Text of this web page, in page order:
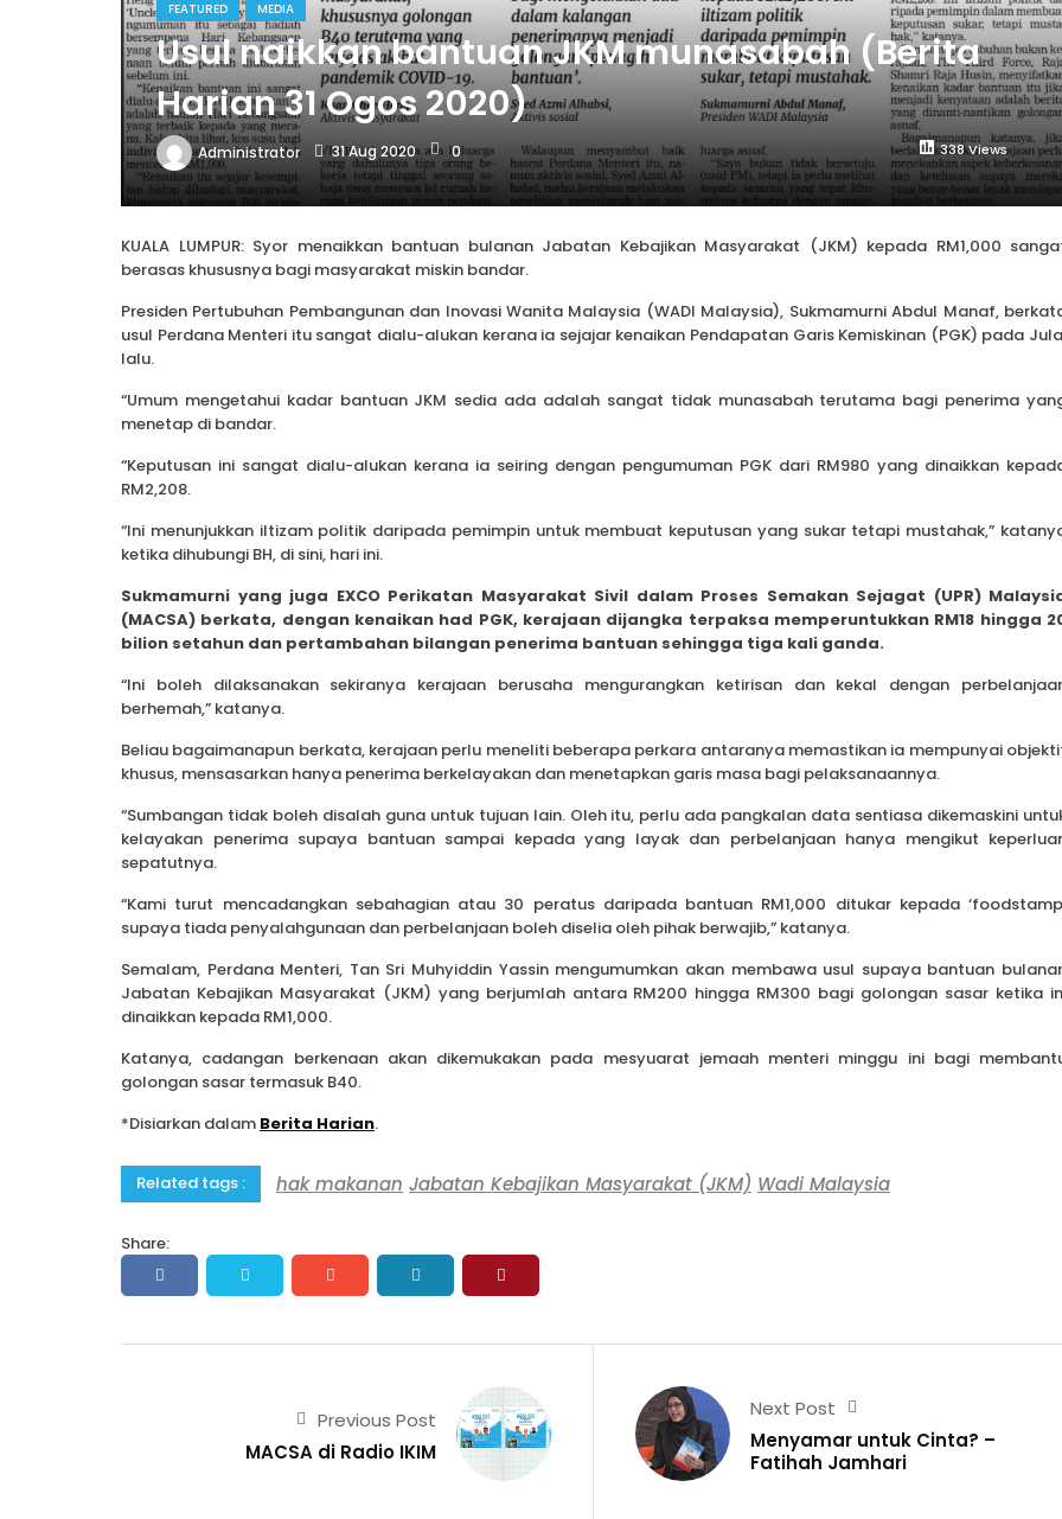
FEATURED MEDIA
Usul naikkan bantuan JKM munasabah (Berita
Harian 31 Ogos 2020)
Administrator 31 Aug 2020 338 Views
0
KUALA LUMPUR: Syor menaikkan bantuan bulanan Jabatan Kebajikan Masyarakat (JKM) kepada RM1,000
berasas khususnya bagi masyarakat miskin bandar.
Presiden Pertubuhan Pembangunan dan Inovasi Wanita Malaysia (WADI Malaysia), Sukmamurni Abdul Manaf,
usul Perdana Menteri itu sangat dialu-alukan kerana ia sejajar kenaikan Pendapatan Garis Kemiskinan (PGK) pada
lalu.
“Umum mengetahui kadar bantuan JKM sedia ada adalah sangat tidak munasabah terutama bagi penerima
menetap di bandar.
“Keputusan ini sangat dialu-alukan kerana ia seiring dengan pengumuman PGK dari RM980 yang dinaikkan
RM2,208.
“Ini menunjukkan iltizam politik daripada pemimpin untuk membuat keputusan yang sukar tetapi mustahak,”
ketika dihubungi BH, di sini, hari ini.
Sukmamurni yang juga EXCO Perikatan Masyarakat Sivil dalam Proses Semakan Sejagat (UPR)
(MACSA) berkata, dengan kenaikan had PGK, kerajaan dijangka terpaksa memperuntukkan RM18 hingga
bilion setahun dan pertambahan bilangan penerima bantuan sehingga tiga kali ganda.
“Ini boleh dilaksanakan sekiranya kerajaan berusaha mengurangkan ketirisan dan kekal dengan
berhemah,” katanya.
Beliau bagaimanapun berkata, kerajaan perlu meneliti beberapa perkara antaranya memastikan ia mempunyai
khusus, mensasarkan hanya penerima berkelayakan dan menetapkan garis masa bagi pelaksanaannya.
“Sumbangan tidak boleh disalah guna untuk tujuan lain. Oleh itu, perlu ada pangkalan data sentiasa dikemaskini
kelayakan penerima supaya bantuan sampai kepada yang layak dan perbelanjaan hanya mengikut
sepatutnya.
“Kami turut mencadangkan sebahagian atau 30 peratus daripada bantuan RM1,000 ditukar kepada
supaya tiada penyalahgunaan dan perbelanjaan boleh diselia oleh pihak berwajib,” katanya.
Semalam, Perdana Menteri, Tan Sri Muhyiddin Yassin mengumumkan akan membawa usul supaya bantuan
Jabatan Kebajikan Masyarakat (JKM) yang berjumlah antara RM200 hingga RM300 bagi golongan sasar ketika
dinaikkan kepada RM1,000.
Katanya, cadangan berkenaan akan dikemukakan pada mesyuarat jemaah menteri minggu ini bagi
golongan sasar termasuk B40.
*Disiarkan dalam Berita Harian.
Related tags : hak makanan Jabatan Kebajikan Masyarakat (JKM) Wadi Malaysia
Share:
Previous Post
MACSA di Radio IKIM
Next Post
Menyamar untuk Cinta? –
Fatihah Jamhari